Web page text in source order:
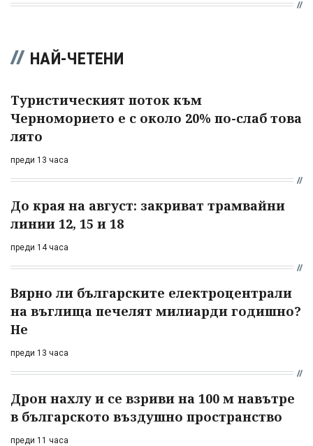
НАЙ-ЧЕТЕНИ
Туристическият поток към
Черноморието е с около 20% по-слаб това
лято
преди 13 часа
До края на август: закриват трамвайни
линии 12, 15 и 18
преди 14 часа
Вярно ли българските електроцентрали
на въглища печелят милиарди годишно?
Не
преди 13 часа
Дрон нахлу и се взриви на 100 м навътре
в българското въздушно пространство
преди 11 часа